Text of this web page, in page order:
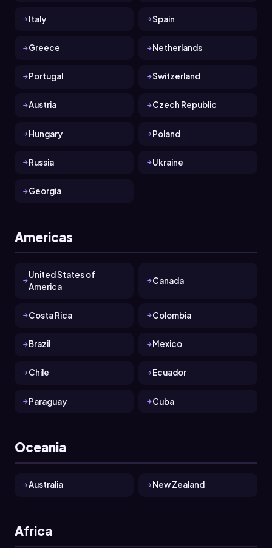
Italy Spain
Greece Netherlands
Portugal Switzerland
Austria Czech Republic
Hungary Poland
Russia Ukraine
Georgia
Americas
United States of
America
Canada
Costa Rica Colombia
Brazil Mexico
Chile Ecuador
Paraguay Cuba
Oceania
Australia New Zealand
Africa